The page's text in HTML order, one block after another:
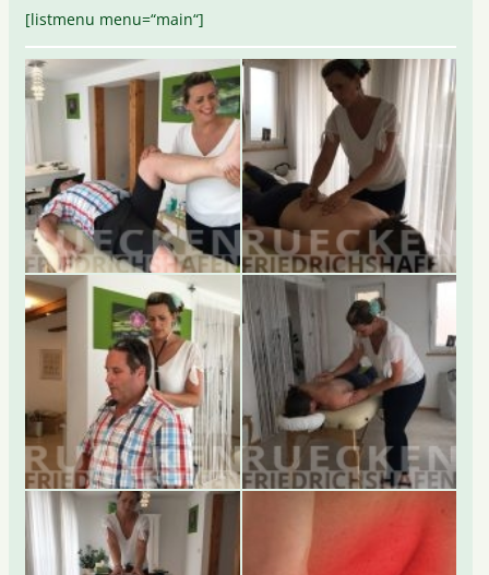
[listmenu menu=“main“]